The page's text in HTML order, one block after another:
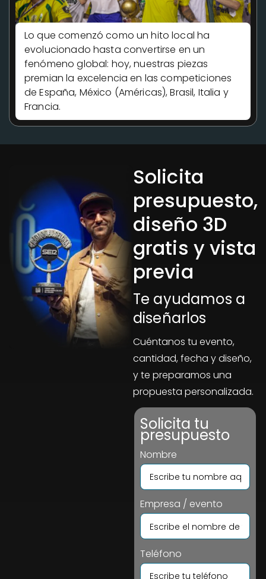
Lo que comenzó como un hito local ha
evolucionado hasta convertirse en un
fenómeno global: hoy, nuestras piezas
premian la excelencia en las competiciones
de España, México (Américas), Brasil, Italia y
Francia.
Solicita
presupuesto,
diseño 3D
gratis y vista
previa
Te ayudamos a
diseñarlos
Cuéntanos tu evento,
cantidad, fecha y diseño,
y te preparamos una
propuesta personalizada.
Solicita tu
presupuesto
Nombre
Empresa / evento
Teléfono